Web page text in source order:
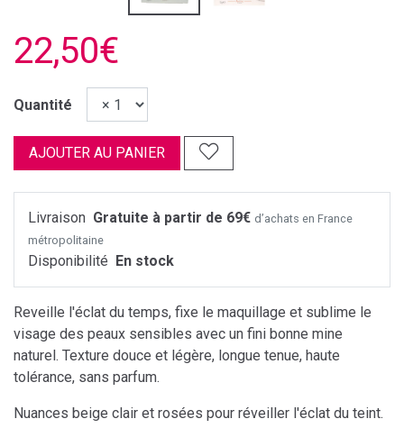
22,50€
Quantité
AJOUTER AU PANIER
Livraison Gratuite à partir de 69€ d’achats en France
métropolitaine
Disponibilité En stock
Reveille l'éclat du temps, fixe le maquillage et sublime le
visage des peaux sensibles avec un fini bonne mine
naturel. Texture douce et légère, longue tenue, haute
tolérance, sans parfum.
Nuances beige clair et rosées pour réveiller l'éclat du teint.